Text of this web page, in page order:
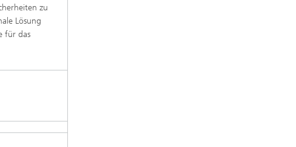
zu
Lösung
für das